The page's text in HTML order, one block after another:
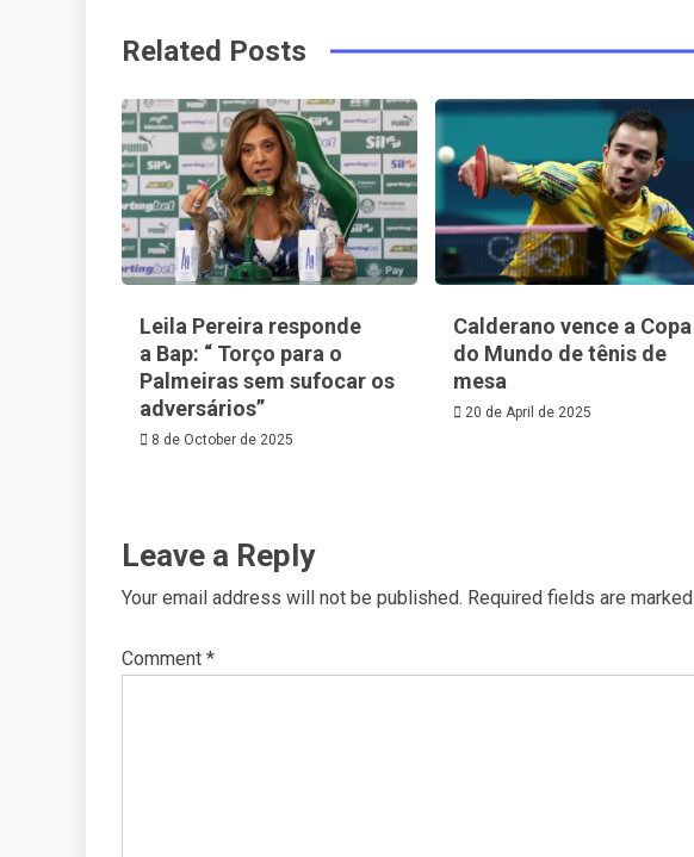
o
k
s
t
Related Posts
Leila Pereira responde
a Bap: “ Torço para o
Palmeiras sem sufocar os
adversários”
8 de October de 2025
Calderano vence a Copa
do Mundo de tênis de
mesa
20 de April de 2025
Leave a Reply
Your email address will not be published. Required fields are marked
Comment *